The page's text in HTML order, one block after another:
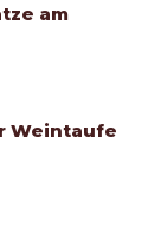
am
Weintaufe